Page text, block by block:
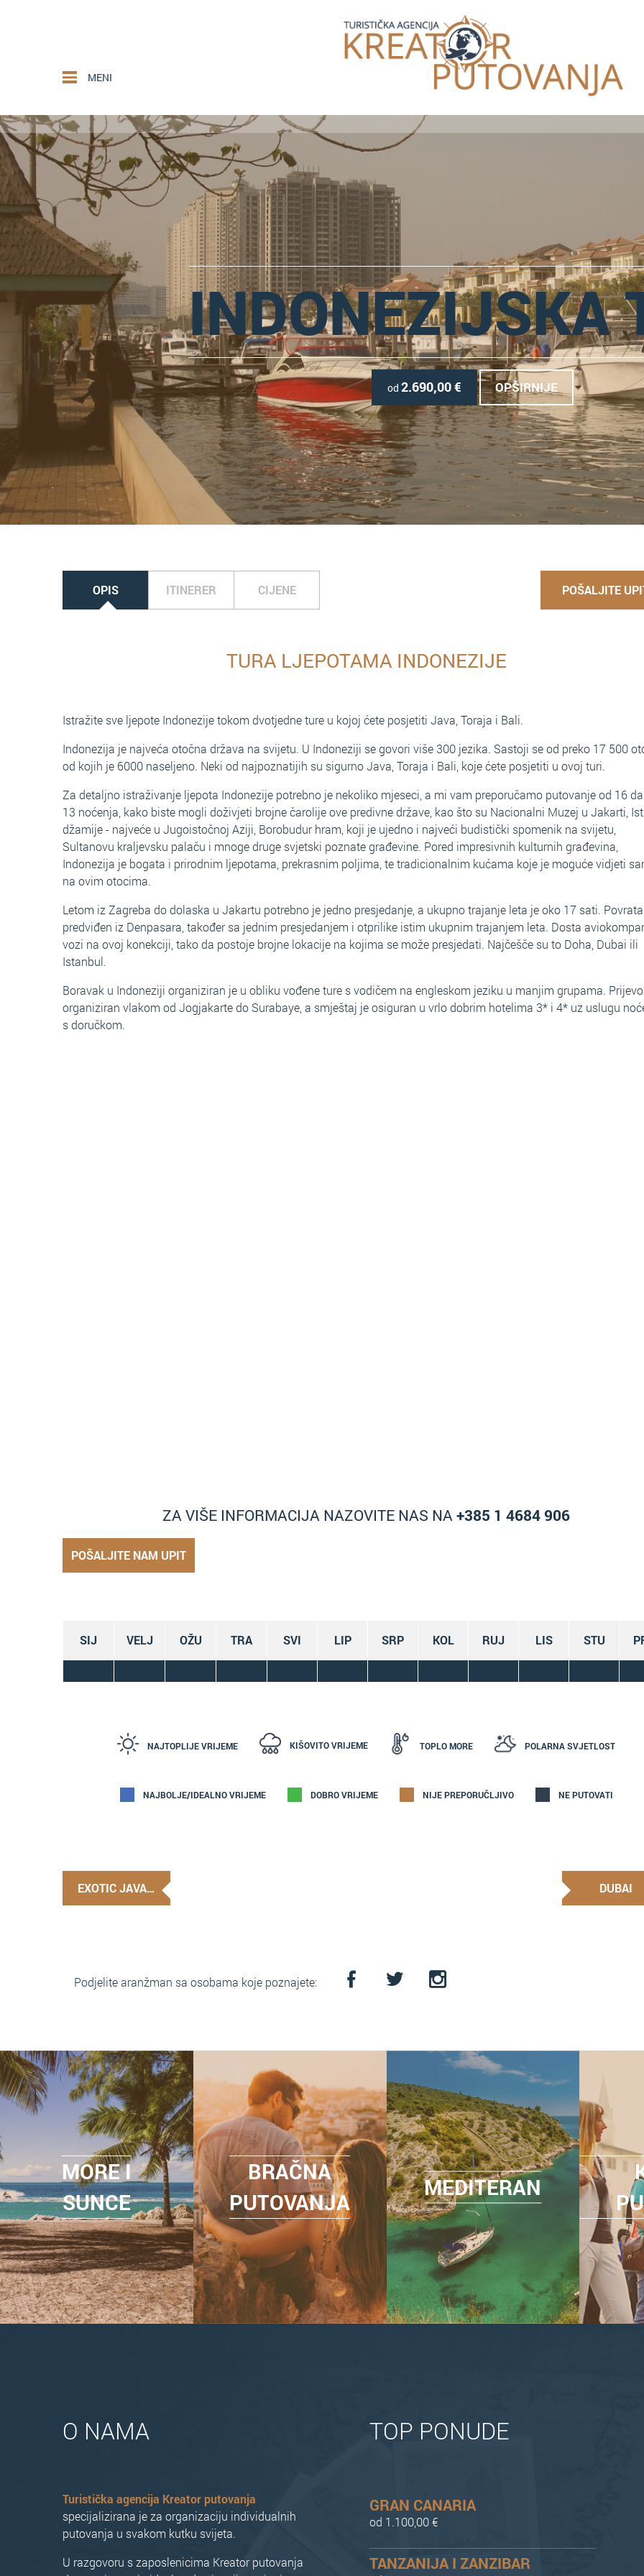
MENI
INDONEZIJSKA
od 2.690,00€ OPŠIRNIJE
OPIS ITINERER CIJENE POŠALJITE
TURA LJEPOTAMA INDONEZIJE
Istražite sve ljepote Indonezije tokom dvotjedne ture u kojoj ćete posjetiti Java, Toraja i Bali.
Indonezija je najveća otočna država na svijetu. U Indoneziji se govori više 300 jezika. Sastoji se od preko 17 500
od kojih je 6000 naseljeno. Neki od najpoznatijih su sigurno Java, Toraja i Bali, koje ćete posjetiti u ovoj turi.
Za detaljno istraživanje ljepota Indonezije potrebno je nekoliko mjeseci, a mi vam preporučamo putovanje od 16
13 noćenja, kako biste mogli doživjeti brojne čarolije ove predivne države, kao što su Nacionalni Muzej u Jakarti,
džamije - najveće u Jugoistočnoj Aziji, Borobudur hram, koji je ujedno i najveći budistički spomenik na svijetu,
Sultanovu kraljevsku palaču i mnoge druge svjetski poznate građevine. Pored impresivnih kulturnih građevina,
Indonezija je bogata i prirodnim ljepotama, prekrasnim poljima, te tradicionalnim kućama koje je moguće vidjeti
na ovim otocima.
Letom iz Zagreba do dolaska u Jakartu potrebno je jedno presjedanje, a ukupno trajanje leta je oko 17 sati.
predviđen iz Denpasara, također sa jednim presjedanjem i otprilike istim ukupnim trajanjem leta. Dosta
vozi na ovoj konekciji, tako da postoje brojne lokacije na kojima se može presjedati. Najčešče su to Doha, Dubai ili
Istanbul.
Boravak u Indoneziji organiziran je u obliku vođene ture s vodičem na engleskom jeziku u manjim grupama.
organiziran vlakom od Jogjakarte do Surabaye, a smještaj je osiguran u vrlo dobrim hotelima 3* i 4* uz uslugu
s doručkom.
ZA VIŠE INFORMACIJA NAZOVITE NAS NA+385 1 4684 906
POŠALJITE NAM UPIT
SIJ VELJ OŽU TRA SVI LIP SRP KOL RUJ LIS STU
NAJTOPLIJE VRIJEME KIŠOVITO VRIJEME TOPLO MORE POLARNA SVJETLOST
NAJBOLJE/IDEALNO VRIJEME DOBRO VRIJEME NIJE PREPORUČLJIVO NE PUTOVATI
EXOTIC JAVA… DUBAI
Podjelite aranžman sa osobama koje poznajete:
MORE I
SUNCE
BRAČNA
PUTOVANJA
MEDITERAN
O NAMA
Turistička agencija Kreator putovanja
specijalizirana je za organizaciju individualnih
putovanja u svakom kutku svijeta.
U razgovoru s zaposlenicima Kreator putovanja
TOP PONUDE
GRAN CANARIA
od 1.100,00 €
TANZANIJA I ZANZIBAR